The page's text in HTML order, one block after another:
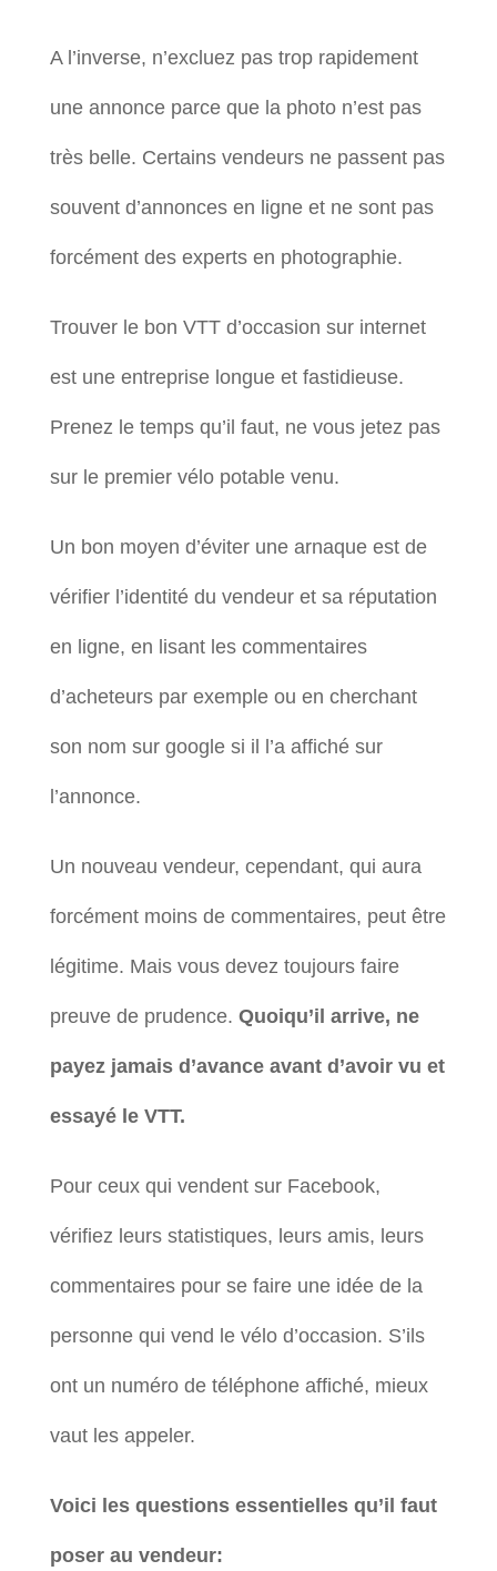
A l’inverse, n’excluez pas trop rapidement
une annonce parce que la photo n’est pas
très belle. Certains vendeurs ne passent pas
souvent d’annonces en ligne et ne sont pas
forcément des experts en photographie.
Trouver le bon VTT d’occasion sur internet
est une entreprise longue et fastidieuse.
Prenez le temps qu’il faut, ne vous jetez pas
sur le premier vélo potable venu.
Un bon moyen d’éviter une arnaque est de
vérifier l’identité du vendeur et sa réputation
en ligne, en lisant les commentaires
d’acheteurs par exemple ou en cherchant
son nom sur google si il l’a affiché sur
l’annonce.
Un nouveau vendeur, cependant, qui aura
forcément moins de commentaires, peut être
légitime. Mais vous devez toujours faire
preuve de prudence. Quoiqu’il arrive, ne
payez jamais d’avance avant d’avoir vu et
essayé le VTT.
Pour ceux qui vendent sur Facebook,
vérifiez leurs statistiques, leurs amis, leurs
commentaires pour se faire une idée de la
personne qui vend le vélo d’occasion. S’ils
ont un numéro de téléphone affiché, mieux
vaut les appeler.
Voici les questions essentielles qu’il faut
poser au vendeur: